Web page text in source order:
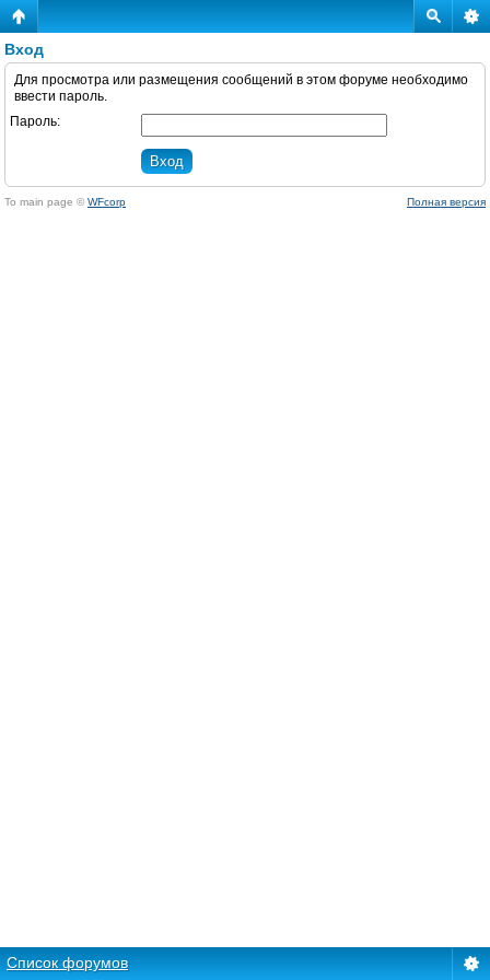
Вход
Для просмотра или размещения сообщений в этом форуме необходимо
ввести пароль.
Пароль:
To main page © WFcorp Полная версия
Список форумов